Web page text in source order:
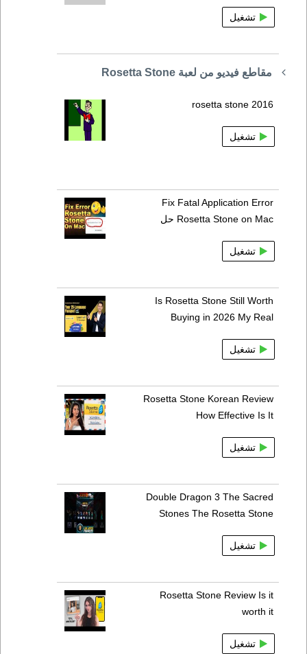
تشغيل
مقاطع فيديو من لعبة Rosetta Stone
rosetta stone 2016
تشغيل
Fix Fatal Application Error
Rosetta Stone on Mac حل
تشغيل
Is Rosetta Stone Still Worth
Buying in 2026 My Real
تشغيل
Rosetta Stone Korean Review
How Effective Is It
تشغيل
Double Dragon 3 The Sacred
Stones The Rosetta Stone
تشغيل
Rosetta Stone Review Is it
worth it
تشغيل